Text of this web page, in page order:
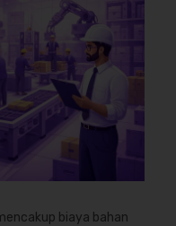
biaya bahan